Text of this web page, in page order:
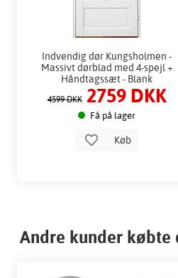
Indvendig dør Kungsholmen -
Massivt dørblad med 4-spejl +
Håndtagssæt - Blank
4599 DKK 2759 DKK
Få på lager
Køb
Andre kunder købte